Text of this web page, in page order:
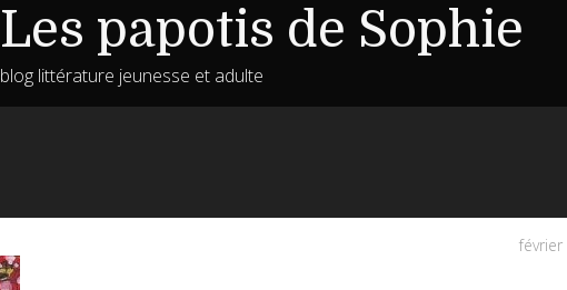
Les papotis de Sophie
blog littérature jeunesse et adulte
février